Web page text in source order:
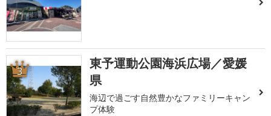
3
東予運動公園海浜広場／愛媛
県
海辺で過ごす自然豊かなファミリーキャン
プ体験